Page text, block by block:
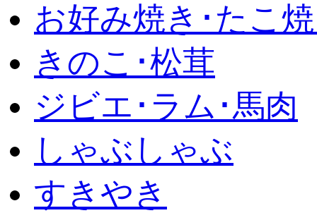
お好み焼き･たこ
きのこ･松茸
ジビエ･ラム･馬肉
しゃぶしゃぶ
すきやき